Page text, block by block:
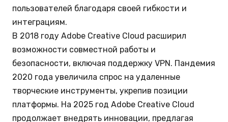
пользователей благодаря своей гибкости и
интеграциям.
В 2018 году Adobe Creative Cloud расширил
возможности совместной работы и
безопасности, включая поддержку VPN. Пандемия
2020 года увеличила спрос на удаленные
творческие инструменты, укрепив позиции
платформы. На 2025 год Adobe Creative Cloud
продолжает внедрять инновации, предлагая